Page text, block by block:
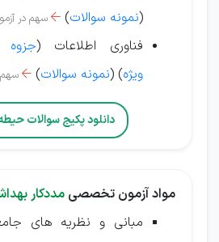
(نمونه سوالات)
 سهم در
فناوری اطلاعات (جزوه
ویژه)
(نمونه سوالات)
 سهم
دانلود پکیج سوالات
مواد آزمون تخصصی مددکار
مبانی و نظریه های